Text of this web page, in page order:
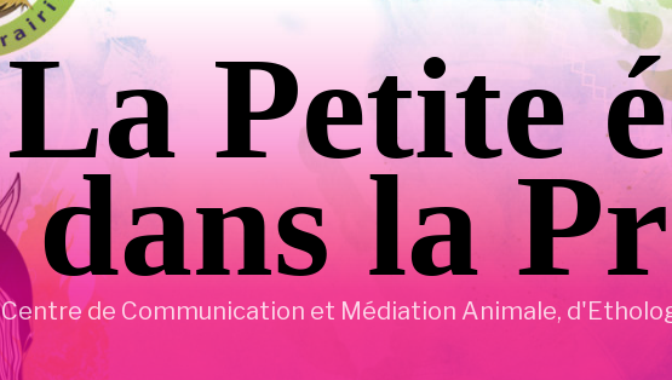
La Petite
dans la
Centre de Communication et Médiation Animale,